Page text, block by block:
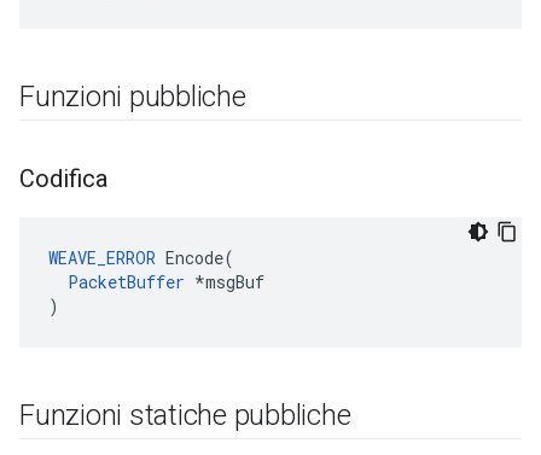
Funzioni pubbliche
Codifica
WEAVE_ERROR Encode(
PacketBuffer *msgBuf
)
Funzioni statiche pubbliche